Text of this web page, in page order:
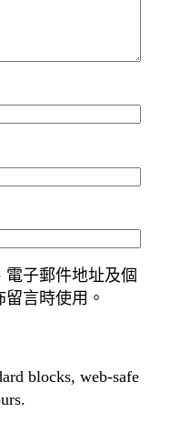
子郵件地址及個
言時使用。
blocks, web-safe